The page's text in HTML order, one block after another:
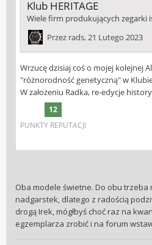
Oba modele świetne. Do obu
nadgarstek, dlatego z radością
drogą Irek, mógłbyś choć raz na
egzemplarza zrobić i na forum